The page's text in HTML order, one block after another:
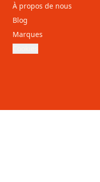
À propos de nous
Blog
Marques